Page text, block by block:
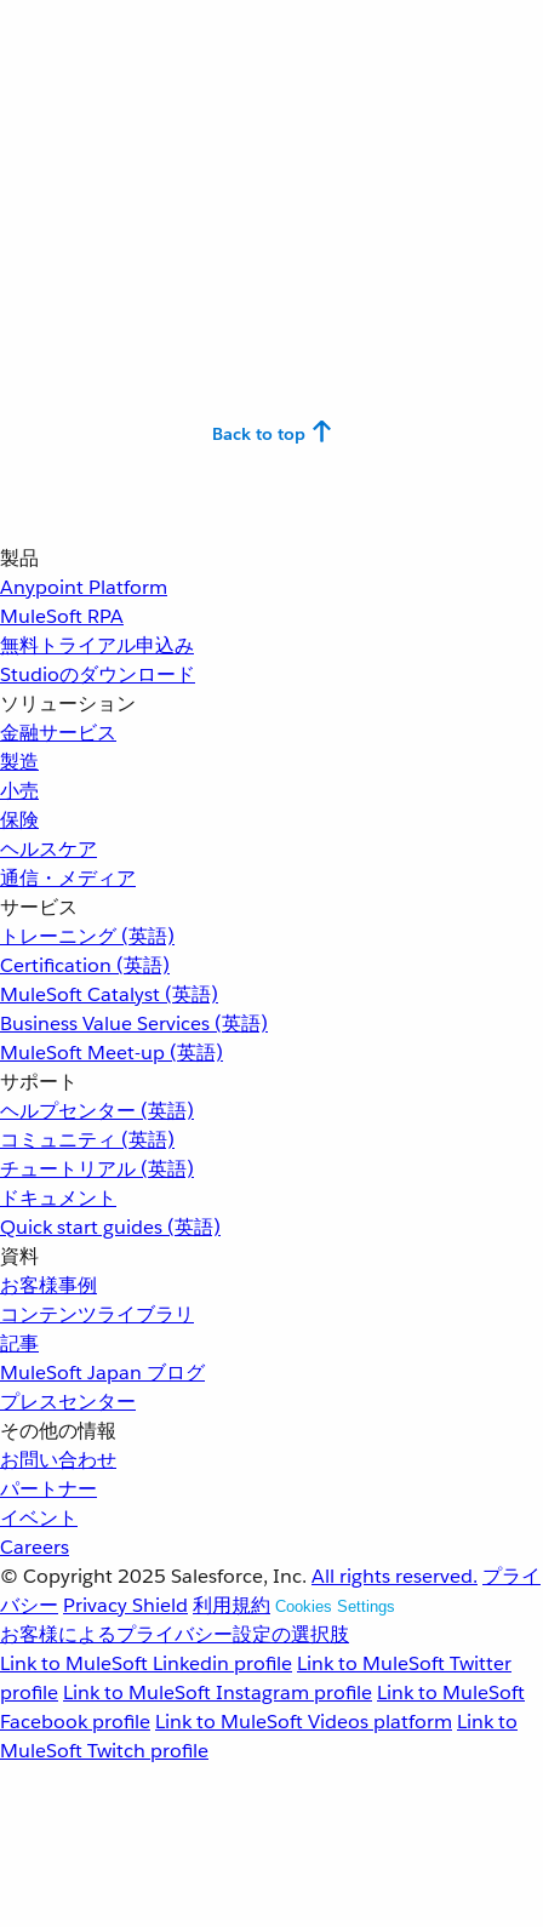
Back to top
製品
Anypoint Platform
MuleSoft RPA
無料トライアル申込み
Studioのダウンロード
ソリューション
金融サービス
製造
小売
保険
ヘルスケア
通信・メディア
サービス
トレーニング (英語)
Certification (英語)
MuleSoft Catalyst (英語)
Business Value Services (英語)
MuleSoft Meet-up (英語)
サポート
ヘルプセンター (英語)
コミュニティ (英語)
チュートリアル (英語)
ドキュメント
Quick start guides (英語)
資料
お客様事例
コンテンツライブラリ
記事
MuleSoft Japan ブログ
プレスセンター
その他の情報
お問い合わせ
パートナー
イベント
Careers
© Copyright 2025 Salesforce, Inc. All rights reserved. プライ
バシー Privacy Shield 利用規約 Cookies Settings
お客様によるプライバシー設定の選択肢
Link to MuleSoft Linkedin profile Link to MuleSoft Twitter
profile Link to MuleSoft Instagram profile Link to MuleSoft
Facebook profile Link to MuleSoft Videos platform Link to
MuleSoft Twitch profile